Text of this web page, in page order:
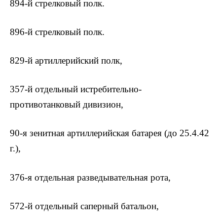
894-й стрелковый полк.
896-й стрелковый полк.
829-й артиллерийский полк,
357-й отдельный истребительно-
противотанковый дивизион,
90-я зенитная артиллерийская батарея (до 25.4.42
г.),
376-я отдельная разведывательная рота,
572-й отдельный саперный батальон,